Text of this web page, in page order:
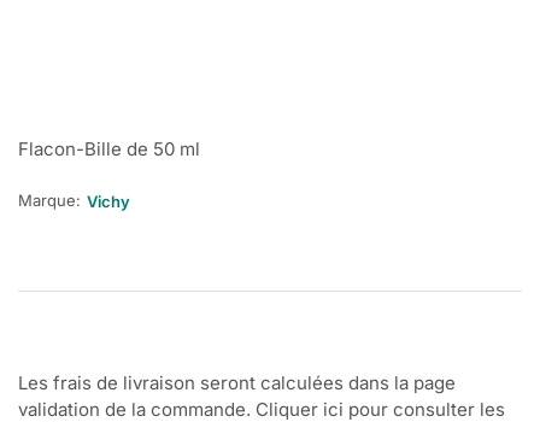
Flacon-Bille de 50 ml
Marque: Vichy
Les frais de livraison seront calculées dans la page
validation de la commande. Cliquer ici pour consulter les